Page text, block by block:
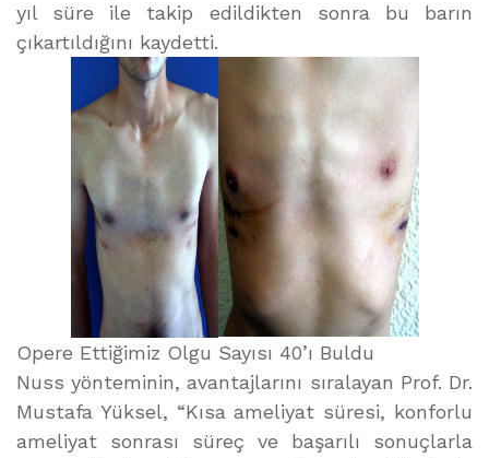
yıl süre ile takip edildikten sonra bu barın
çıkartıldığını kaydetti.
Opere Ettiğimiz Olgu Sayısı 40’ı Buldu
Nuss yönteminin, avantajlarını sıralayan Prof. Dr.
Mustafa Yüksel, “Kısa ameliyat süresi, konforlu
ameliyat sonrası süreç ve başarılı sonuçlarla